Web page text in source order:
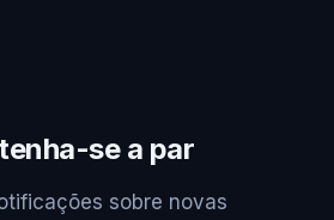
se a par
sobre novas